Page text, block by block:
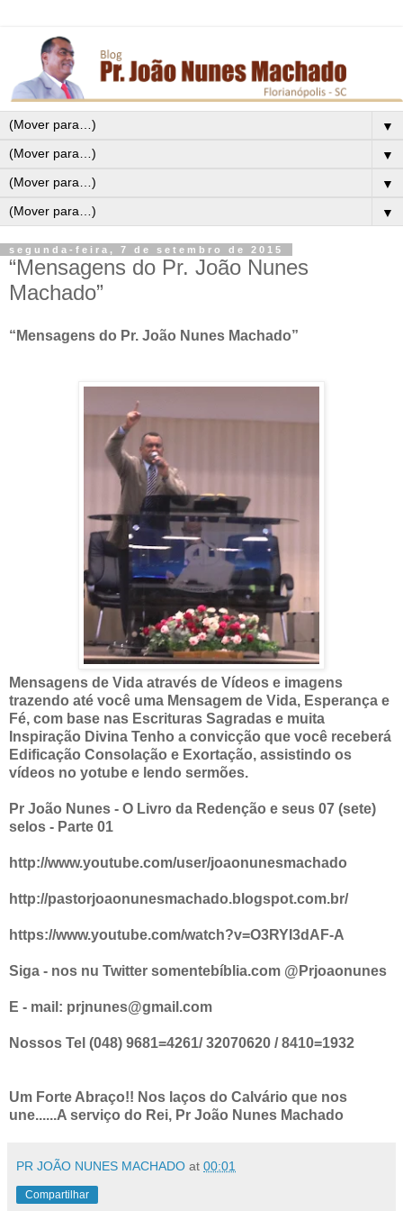
▼
▼
▼
▼
segunda-feira, 7 de setembro de 2015
“Mensagens do Pr. João Nunes
Machado”
“Mensagens do Pr. João Nunes Machado”
Mensagens de Vida através de Vídeos e imagens
trazendo até você uma Mensagem de Vida, Esperança e
Fé, com base nas Escrituras Sagradas e muita
Inspiração Divina Tenho a convicção que você receberá
Edificação Consolação e Exortação, assistindo os
vídeos no yotube e lendo sermões.
Pr João Nunes - O Livro da Redenção e seus 07 (sete)
selos - Parte 01
http://www.youtube.com/user/joaonunesmachado
http://pastorjoaonunesmachado.blogspot.com.br/
https://www.youtube.com/watch?v=O3RYI3dAF-A
Siga - nos nu Twitter somentebíblia.com @Prjoaonunes
E - mail: prjnunes@gmail.com
Nossos Tel (048) 9681=4261/ 32070620 / 8410=1932
Um Forte Abraço!! Nos laços do Calvário que nos
une......A serviço do Rei, Pr João Nunes Machado
PR JOÃO NUNES MACHADO at 00:01
Compartilhar